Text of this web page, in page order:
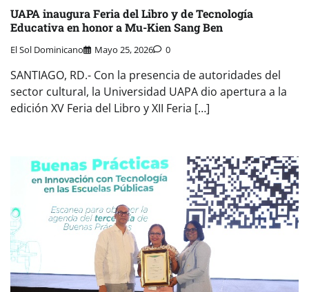
UAPA inaugura Feria del Libro y de Tecnología
Educativa en honor a Mu-Kien Sang Ben
El Sol Dominicano Mayo 25, 2026 0
SANTIAGO, RD.- Con la presencia de autoridades del
sector cultural, la Universidad UAPA dio apertura a la
edición XV Feria del Libro y XII Feria […]